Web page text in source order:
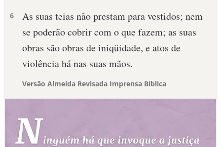
6
As suas teias não prestam para vestidos; nem
se poderão cobrir com o que fazem; as suas
obras são obras de iniqüidade, e atos de
violência há nas suas mãos.
Versão Almeida Revisada Imprensa Bíblica